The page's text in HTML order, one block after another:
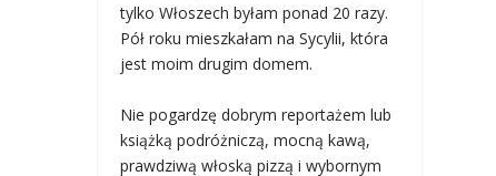
tylko Włoszech byłam ponad 20 razy.
Pół roku mieszkałam na Sycylii, która
jest moim drugim domem.
Nie pogardzę dobrym reportażem lub
książką podróżniczą, mocną kawą,
prawdziwą włoską pizzą i wybornym